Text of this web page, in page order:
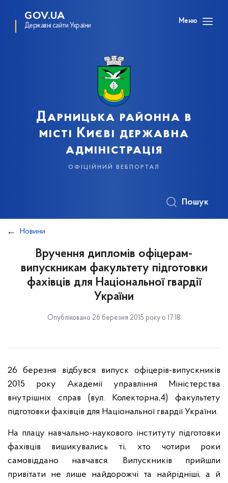
GOV.UA
Державні сайти України
Меню
Дарницька районна в
місті Києві державна
адміністрація
офіційний вебпортал
Пошук
Новини
Вручення дипломів офіцерам-
випускникам факультету підготовки
фахівців для Національної гвардії
України
Опубліковано 26 березня 2015 року о 17:18
26 березня відбувся випуск офіцерів-випускників
2015 року Академії управління Міністерства
внутрішніх справ (вул. Колекторна,4) факультету
підготовки фахівців для Національної гвардії України.
На плацу навчально-наукового інституту підготовки
фахівців вишикувались ті, хто чотири роки
самовіддано навчався. Випускників прийшли
привітати не лише найдорожчі та найрідніші, а й